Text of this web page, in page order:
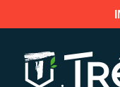
août inclus.